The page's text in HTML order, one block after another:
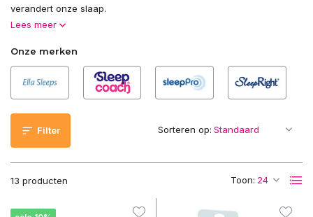
verandert onze slaap.
Lees meer
Onze merken
Filter
13 producten Toon:
Sorteren op: